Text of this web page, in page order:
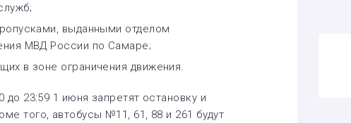
выданными отделом
МВД России по Самаре;
в зоне ограничения движения.
23:59 1 июня запретят остановку и
того, автобусы №11, 61, 88 и 261 будут